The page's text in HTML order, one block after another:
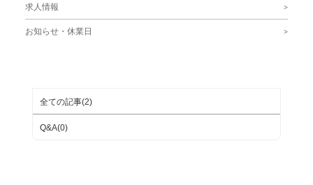
求人情報
お知らせ・休業日
全ての記事(2)
Q&A(0)